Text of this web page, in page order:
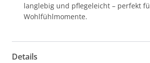
langlebig und pflegeleicht – perfekt
Wohlfühlmomente.
Details